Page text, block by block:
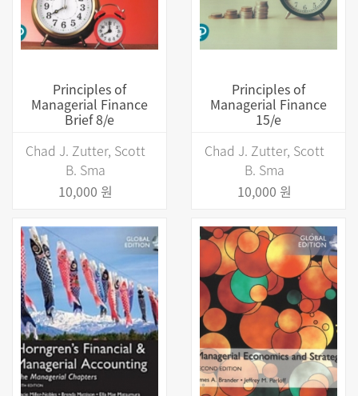
Principles of
Managerial Finance
Brief 8/e
Chad J. Zutter, Scott
B. Sma
10,000 원
Principles of
Managerial Finance
15/e
Chad J. Zutter, Scott
B. Sma
10,000 원